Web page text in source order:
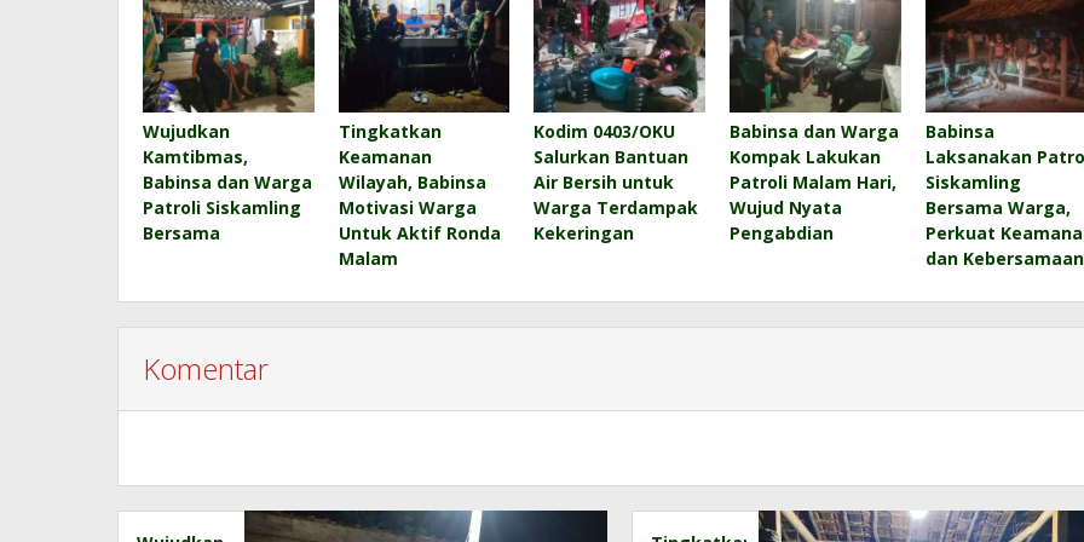
Wujudkan
Kamtibmas,
Babinsa dan Warga
Patroli Siskamling
Bersama
Tingkatkan
Keamanan
Wilayah, Babinsa
Motivasi Warga
Untuk Aktif Ronda
Malam
Kodim 0403/OKU
Salurkan Bantuan
Air Bersih untuk
Warga Terdampak
Kekeringan
Babinsa dan Warga
Kompak Lakukan
Patroli Malam Hari,
Wujud Nyata
Pengabdian
Babinsa
Laksanakan
Siskamling
Bersama Warga,
Perkuat
dan Kebersamaan
Komentar